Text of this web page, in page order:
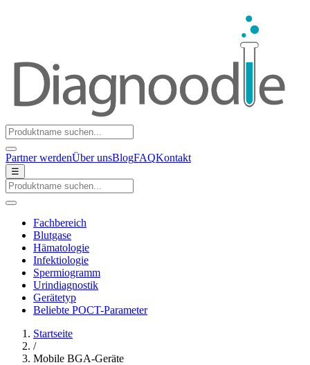
Partner werdenÜber unsBlogFAQKontakt
☰
Fachbereich
Blutgase
Hämatologie
Infektiologie
Spermiogramm
Urindiagnostik
Gerätetyp
Beliebte POCT-Parameter
Startseite
/
Mobile BGA-Geräte